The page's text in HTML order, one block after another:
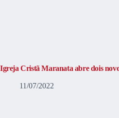
Igreja Cristã Maranata abre dois
11/07/2022